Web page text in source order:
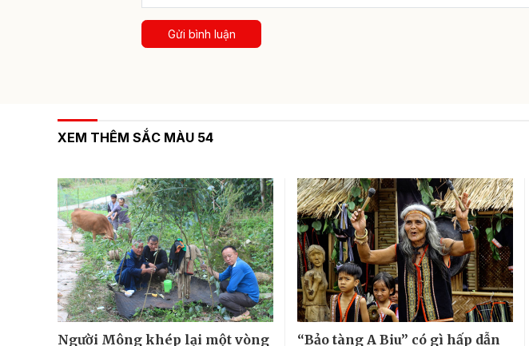
Gửi bình luận
XEM THÊM SẮC MÀU 54
Người Mông khép lại một vòng “Bảo tàng A Biu” có gì hấp dẫn